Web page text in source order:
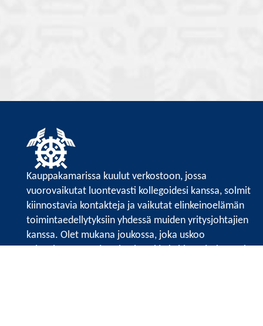
Kauppakamarissa kuulut verkostoon, jossa
vuorovaikutat luontevasti kollegoidesi kanssa, solmit
kiinnostavia kontakteja ja vaikutat elinkeinoelämän
toimintaedellytyksiin yhdessä muiden yritysjohtajien
kanssa. Olet mukana joukossa, joka uskoo